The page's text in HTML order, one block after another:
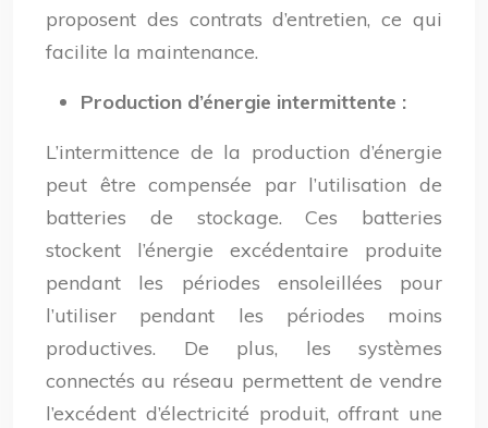
proposent des contrats d’entretien, ce qui
facilite la maintenance.
Production d’énergie intermittente :
L’intermittence de la production d’énergie
peut être compensée par l’utilisation de
batteries de stockage. Ces batteries
stockent l’énergie excédentaire produite
pendant les périodes ensoleillées pour
l’utiliser pendant les périodes moins
productives. De plus, les systèmes
connectés au réseau permettent de vendre
l’excédent d’électricité produit, offrant une